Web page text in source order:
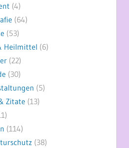
(4)
(64)
(53)
Heilmittel (6)
(22)
(30)
(5)
Zitate (13)
(114)
(38)